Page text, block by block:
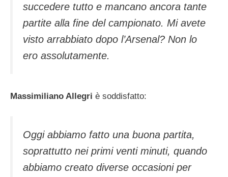
succedere tutto e mancano ancora tante
partite alla fine del campionato. Mi avete
visto arrabbiato dopo l’Arsenal? Non lo
ero assolutamente.
Massimiliano Allegri è soddisfatto:
Oggi abbiamo fatto una buona partita,
soprattutto nei primi venti minuti, quando
abbiamo creato diverse occasioni per